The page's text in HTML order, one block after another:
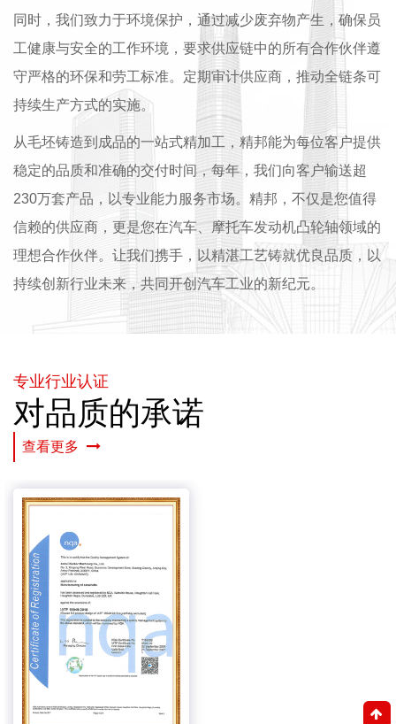
同时，我们致力于环境保护，通过减少废弃物产生，确保员
工健康与安全的工作环境，要求供应链中的所有合作伙伴遵
守严格的环保和劳工标准。定期审计供应商，推动全链条可
持续生产方式的实施。
从毛坯铸造到成品的一站式精加工，精邦能为每位客户提供
稳定的品质和准确的交付时间，每年，我们向客户输送超
230万套产品，以专业能力服务市场。精邦，不仅是您值得
信赖的供应商，更是您在汽车、摩托车发动机凸轮轴领域的
理想合作伙伴。让我们携手，以精湛工艺铸就优良品质，以
持续创新行业未来，共同开创汽车工业的新纪元。
专业行业认证
对品质的承诺
查看更多